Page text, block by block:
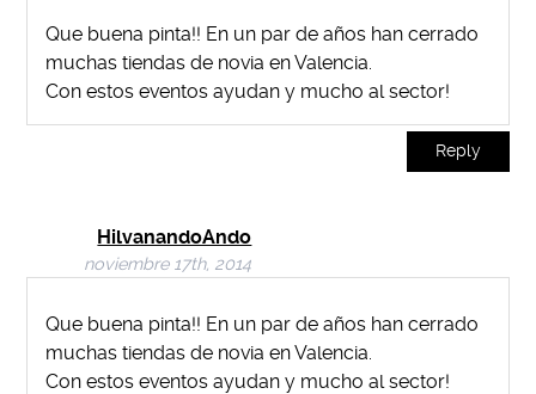
Que buena pinta!! En un par de años han cerrado
muchas tiendas de novia en Valencia.
Con estos eventos ayudan y mucho al sector!
Reply
HilvanandoAndo
noviembre 17th, 2014
Que buena pinta!! En un par de años han cerrado
muchas tiendas de novia en Valencia.
Con estos eventos ayudan y mucho al sector!